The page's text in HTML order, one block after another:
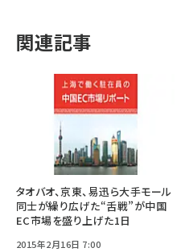
関連記事
タオバオ、京東、易迅ら大手モール
同士が繰り広げた“舌戦”が中国
EC市場を盛り上げた1日
2015年2月16日 7:00